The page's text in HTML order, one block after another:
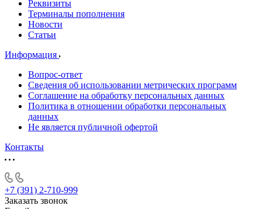
Реквизиты
Терминалы пополнения
Новости
Статьи
Информация
Вопрос-ответ
Сведения об использовании метрических программ
Соглашение на обработку персональных данных
Политика в отношении обработки персональных
данных
Не является публичной офертой
Контакты
+7 (391) 2-710-999
Заказать звонок